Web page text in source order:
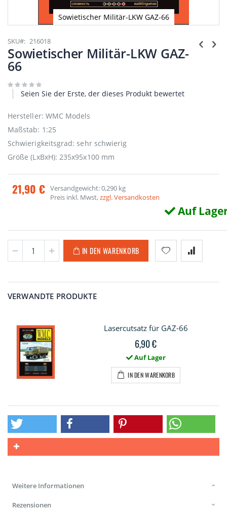
Sowietischer Militär-LKW GAZ-66
Anfang
der
Bildgalerie
springen
SKU 216018
Sowietischer Militär-LKW GAZ-
66
Seien Sie der Erste, der dieses Produkt bewertet
Hersteller: WMC Models
Maßstab: 1:25
Schwierigkeitsgrad: sehr schwierig
Größe (LxBxH): 235x95x100 mm
21,90 € Versandgewicht: 0,290 kg
Preis inkl. Mwst,zzgl. Versandkosten
Auf
IN DEN WARENKORB
VERWANDTE PRODUKTE
Lasercutsatz für GAZ-66
6,90 €
Auf Lager
IN DEN WARENKORB
Weitere Informationen
Rezensionen